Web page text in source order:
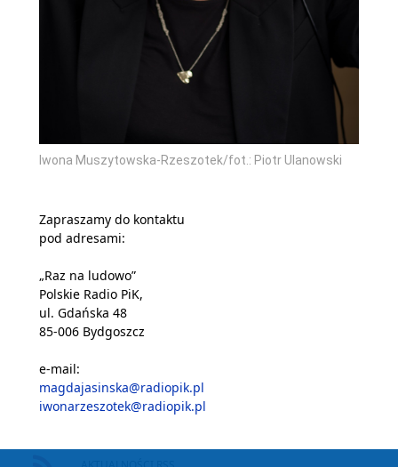
Iwona Muszytowska-Rzeszotek/fot.: Piotr Ulanowski
Zapraszamy do kontaktu
pod adresami:
„Raz na ludowo”
Polskie Radio PiK,
ul. Gdańska 48
85-006 Bydgoszcz
e-mail:
magdajasinska@radiopik.pl
iwonarzeszotek@radiopik.pl